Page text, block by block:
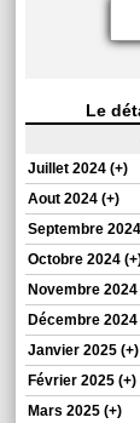
Le
Juillet 2024 (+)
Aout 2024 (+)
Septembre
Octobre 2024
Novembre 2024
Décembre 2024
Janvier 2025 (+)
Février 2025 (+)
Mars 2025 (+)